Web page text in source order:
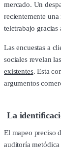
mercado. Un
recientemente
teletrabajo gracias
Las encuestas a
sociales revelan las
existentes. Esta
argumentos
La
El mapeo preciso
auditoría metódica